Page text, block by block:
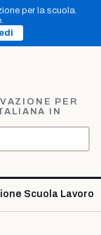
per la scuola.
PER
IN
Scuola Lavoro